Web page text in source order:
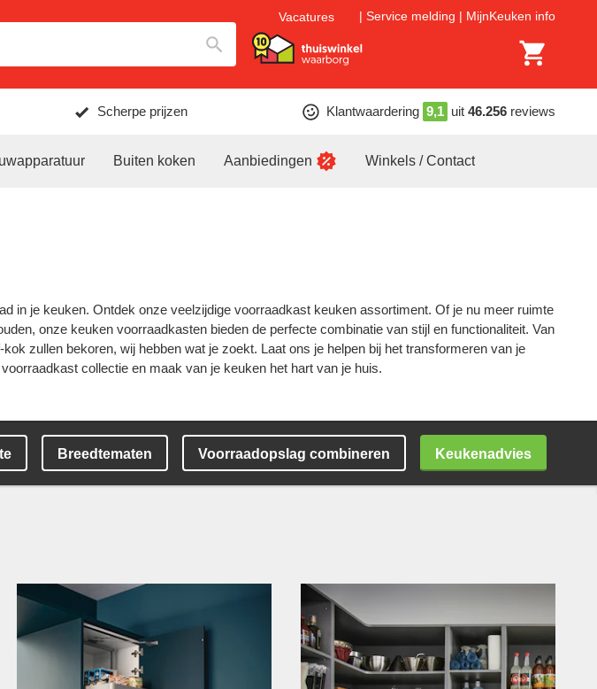
Vacatures Service melding MijnKeuken info
Scherpe prijzen Klantwaardering 9,1 uit 46.256 reviews
Buiten koken Aanbiedingen Winkels / Contact
in je keuken. Ontdek onze veelzijdige voorraadkast keuken assortiment. Of je nu meer ruimte
onze keuken voorraadkasten bieden de perfecte combinatie van stijl en functionaliteit. Van
zullen bekoren, wij hebben wat je zoekt. Laat ons je helpen bij het transformeren van je
collectie en maak van je keuken het hart van je huis.
Breedtematen Voorraadopslag combineren Keukenadvies